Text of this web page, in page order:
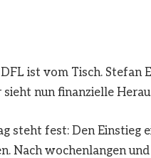
ist vom Tisch. Stefan
nun finanzielle
steht fest: Den Einstieg
Nach wochenlangen